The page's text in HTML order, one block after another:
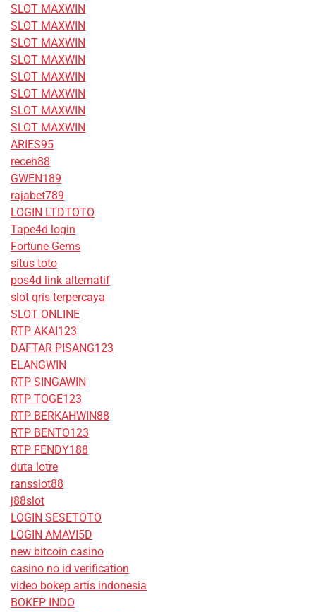
SLOT MAXWIN
SLOT MAXWIN
SLOT MAXWIN
SLOT MAXWIN
SLOT MAXWIN
SLOT MAXWIN
SLOT MAXWIN
SLOT MAXWIN
ARIES95
receh88
GWEN189
rajabet789
LOGIN LTDTOTO
Tape4d login
Fortune Gems
situs toto
pos4d link alternatif
slot qris terpercaya
SLOT ONLINE
RTP AKAI123
DAFTAR PISANG123
ELANGWIN
RTP SINGAWIN
RTP TOGE123
RTP BERKAHWIN88
RTP BENTO123
RTP FENDY188
duta lotre
ransslot88
j88slot
LOGIN SESETOTO
LOGIN AMAVI5D
new bitcoin casino
casino no id verification
video bokep artis indonesia
BOKEP INDO